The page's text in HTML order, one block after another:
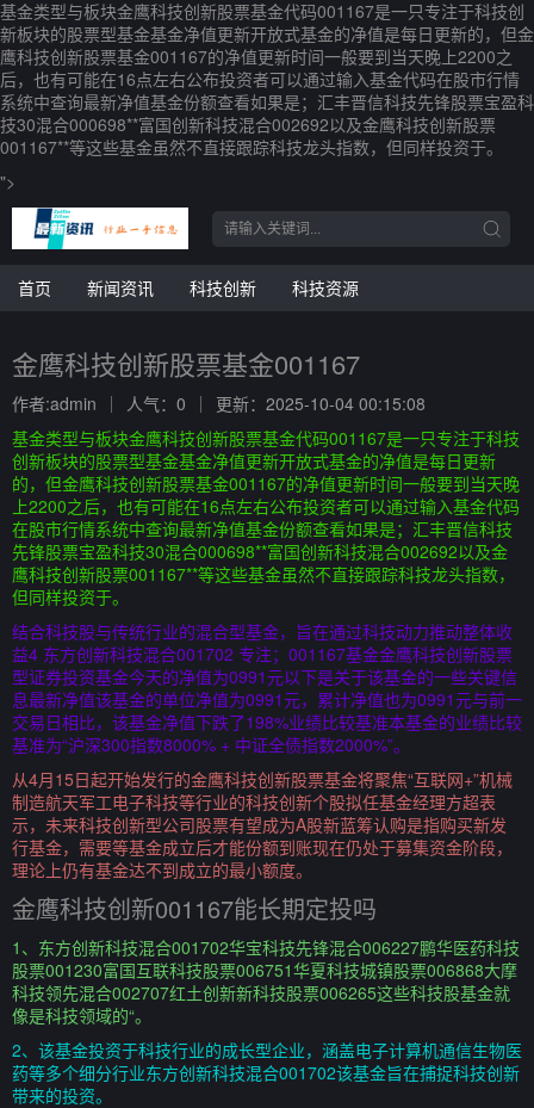
基金类型与板块金鹰科技创新股票基金代码001167是一只专注于科技创
新板块的股票型基金基金净值更新开放式基金的净值是每日更新的，但金
鹰科技创新股票基金001167的净值更新时间一般要到当天晚上2200之
后，也有可能在16点左右公布投资者可以通过输入基金代码在股市行情
系统中查询最新净值基金份额查看如果是；汇丰晋信科技先锋股票宝盈科
技30混合000698**富国创新科技混合002692以及金鹰科技创新股票
001167**等这些基金虽然不直接跟踪科技龙头指数，但同样投资于。
">
首页 新闻资讯 科技创新 科技资源
金鹰科技创新股票基金001167
作者:admin 人气：0
更新：2025-10-04 00:15:08
基金类型与板块金鹰科技创新股票基金代码001167是一只专注于科技
创新板块的股票型基金基金净值更新开放式基金的净值是每日更新
的，但金鹰科技创新股票基金001167的净值更新时间一般要到当天晚
上2200之后，也有可能在16点左右公布投资者可以通过输入基金代码
在股市行情系统中查询最新净值基金份额查看如果是；汇丰晋信科技
先锋股票宝盈科技30混合000698**富国创新科技混合002692以及金
鹰科技创新股票001167**等这些基金虽然不直接跟踪科技龙头指数，
但同样投资于。
结合科技股与传统行业的混合型基金，旨在通过科技动力推动整体收
益4 东方创新科技混合001702 专注；001167基金金鹰科技创新股票
型证券投资基金今天的净值为0991元以下是关于该基金的一些关键信
息最新净值该基金的单位净值为0991元，累计净值也为0991元与前一
交易日相比，该基金净值下跌了198%业绩比较基准本基金的业绩比较
基准为“沪深300指数8000% + 中证全债指数2000%”。
从4月15日起开始发行的金鹰科技创新股票基金将聚焦“互联网+”机械
制造航天军工电子科技等行业的科技创新个股拟任基金经理方超表
示，未来科技创新型公司股票有望成为A股新蓝筹认购是指购买新发
行基金，需要等基金成立后才能份额到账现在仍处于募集资金阶段，
理论上仍有基金达不到成立的最小额度。
金鹰科技创新001167能长期定投吗
1、东方创新科技混合001702华宝科技先锋混合006227鹏华医药科技
股票001230富国互联科技股票006751华夏科技城镇股票006868大摩
科技领先混合002707红土创新新科技股票006265这些科技股基金就
像是科技领域的“。
2、该基金投资于科技行业的成长型企业，涵盖电子计算机通信生物医
药等多个细分行业东方创新科技混合001702该基金旨在捕捉科技创新
带来的投资。